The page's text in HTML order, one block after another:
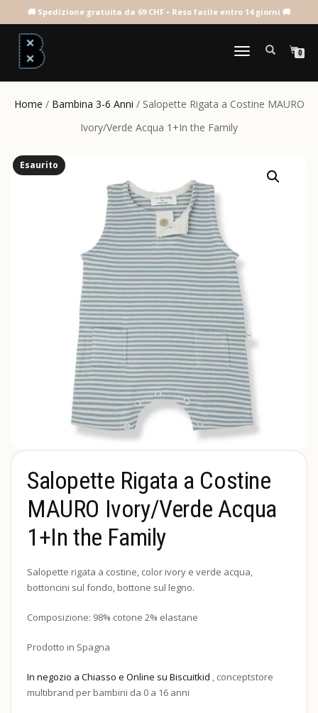
NAVIGAZIONE
0
Home / Bambina 3-6 Anni / Salopette Rigata a Costine MAURO
Ivory/Verde Acqua 1+In the Family
Esaurito
Salopette Rigata a Costine
MAURO Ivory/Verde Acqua
1+In the Family
Salopette rigata a costine, color ivory e verde acqua,
bottoncini sul fondo, bottone sul legno.
Composizione: 98% cotone 2% elastane
Prodotto in Spagna
In negozio a Chiasso e Online su Biscuitkid , conceptstore
multibrand per bambini da 0 a 16 anni